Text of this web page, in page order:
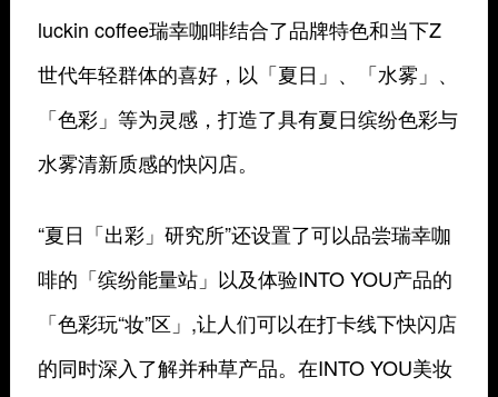
luckin coffee瑞幸咖啡结合了品牌特色和当下Z
世代年轻群体的喜好，以「夏日」、「水雾」、
「色彩」等为灵感，打造了具有夏日缤纷色彩与
水雾清新质感的快闪店。
“夏日「出彩」研究所”还设置了可以品尝瑞幸咖
啡的「缤纷能量站」以及体验INTO YOU产品的
「色彩玩“妆”区」,让人们可以在打卡线下快闪店
的同时深入了解并种草产品。在INTO YOU美妆